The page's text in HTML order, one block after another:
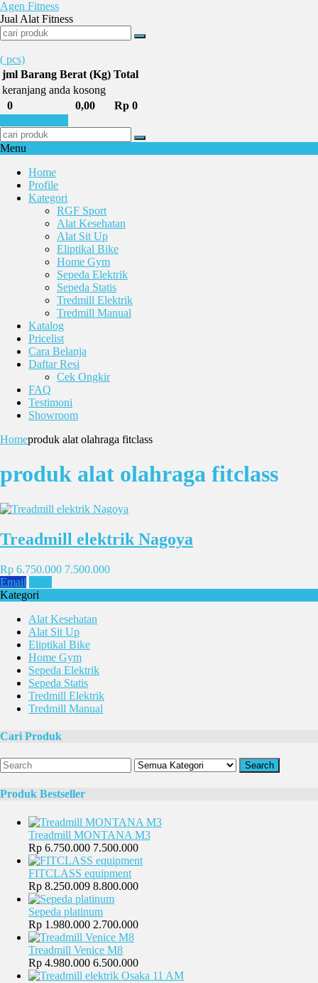
Agen Fitness
Jual Alat Fitness
( pcs)
jml Barang Berat (Kg) Total
keranjang anda kosong
0
0,00
Rp 0
Menu
Home
Profile
Kategori
RGF Sport
Alat Kesehatan
Alat Sit Up
Eliptikal Bike
Home Gym
Sepeda Elektrik
Sepeda Statis
Tredmill Elektrik
Tredmill Manual
Katalog
Pricelist
Cara Belanja
Daftar Resi
Cek Ongkir
FAQ
Testimoni
Showroom
Homeproduk alat olahraga fitclass
produk alat olahraga fitclass
Treadmill elektrik Nagoya
Rp 6.750.000 7.500.000
Email
Kategori
Alat Kesehatan
Alat Sit Up
Eliptikal Bike
Home Gym
Sepeda Elektrik
Sepeda Statis
Tredmill Elektrik
Tredmill Manual
Cari Produk
Search
Produk Bestseller
Treadmill MONTANA M3
Rp 6.750.000 7.500.000
FITCLASS equipment
Rp 8.250.009 8.800.000
Sepeda platinum
Rp 1.980.000 2.700.000
Treadmill Venice M8
Rp 4.980.000 6.500.000